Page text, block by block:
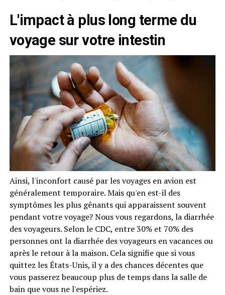
L'impact à plus long terme du
voyage sur votre intestin
Ainsi, l'inconfort causé par les voyages en avion est
généralement temporaire. Mais qu'en est-il des
symptômes les plus gênants qui apparaissent souvent
pendant votre voyage? Nous vous regardons, la diarrhée
des voyageurs. Selon le CDC, entre 30% et 70% des
personnes ont la diarrhée des voyageurs en vacances ou
après le retour à la maison. Cela signifie que si vous
quittez les États-Unis, il y a des chances décentes que
vous passerez beaucoup plus de temps dans la salle de
bain que vous ne l'espériez.